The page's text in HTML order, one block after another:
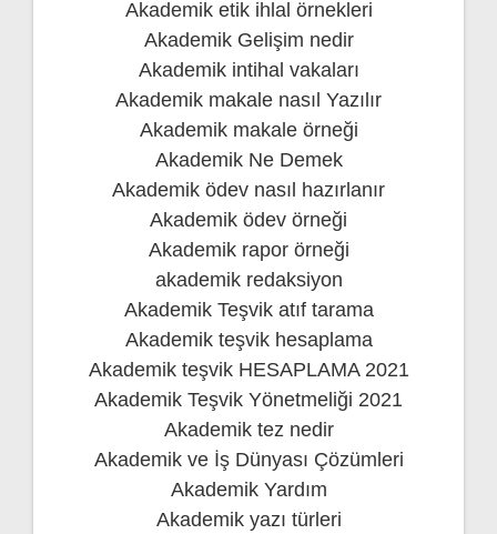
Akademik etik ihlal örnekleri
Akademik Gelişim nedir
Akademik intihal vakaları
Akademik makale nasıl Yazılır
Akademik makale örneği
Akademik Ne Demek
Akademik ödev nasıl hazırlanır
Akademik ödev örneği
Akademik rapor örneği
akademik redaksiyon
Akademik Teşvik atıf tarama
Akademik teşvik hesaplama
Akademik teşvik HESAPLAMA 2021
Akademik Teşvik Yönetmeliği 2021
Akademik tez nedir
Akademik ve İş Dünyası Çözümleri
Akademik Yardım
Akademik yazı türleri